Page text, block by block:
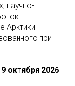
научно-
Арктики
при
октября 2026